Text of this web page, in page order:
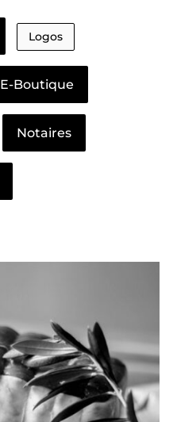
Logos
E-Boutique
Notaires